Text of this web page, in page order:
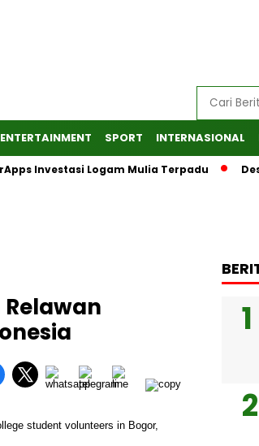
ENTERTAINMENT SPORT INTERNASIONAL
Logam Mulia Terpadu Desak